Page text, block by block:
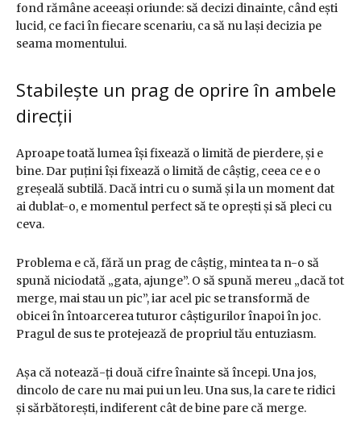
fond rămâne aceeași oriunde: să decizi dinainte, când ești
lucid, ce faci în fiecare scenariu, ca să nu lași decizia pe
seama momentului.
Stabilește un prag de oprire în ambele
direcții
Aproape toată lumea își fixează o limită de pierdere, și e
bine. Dar puțini își fixează o limită de câștig, ceea ce e o
greșeală subtilă. Dacă intri cu o sumă și la un moment dat
ai dublat-o, e momentul perfect să te oprești și să pleci cu
ceva.
Problema e că, fără un prag de câștig, mintea ta n-o să
spună niciodată „gata, ajunge”. O să spună mereu „dacă tot
merge, mai stau un pic”, iar acel pic se transformă de
obicei în întoarcerea tuturor câștigurilor înapoi în joc.
Pragul de sus te protejează de propriul tău entuziasm.
Așa că notează-ți două cifre înainte să începi. Una jos,
dincolo de care nu mai pui un leu. Una sus, la care te ridici
și sărbătorești, indiferent cât de bine pare că merge.